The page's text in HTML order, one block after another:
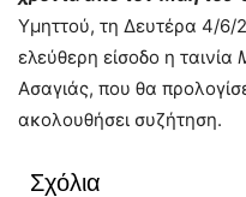
Υμηττού, τη Δευτέρα 4/6/
ελεύθερη είσοδο η ταινία
Ασαγιάς, που θα
ακολουθήσει συζήτηση.
Σχόλια